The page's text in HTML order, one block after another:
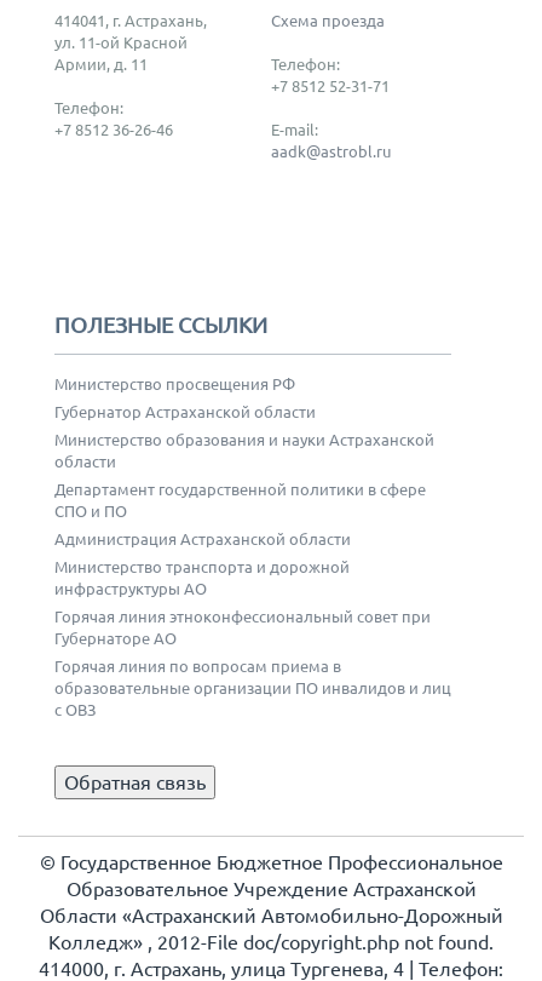
414041, г. Астрахань,
ул. 11-ой Красной
Армии, д. 11
Телефон:
+7 8512 36-26-46
Схема проезда
Телефон:
+7 8512 52-31-71
E-mail:
aadk@astrobl.ru
ПОЛЕЗНЫЕ ССЫЛКИ
Министерство просвещения РФ
Губернатор Астраханской области
Министерство образования и науки Астраханской
области
Департамент государственной политики в сфере
СПО и ПО
Администрация Астраханской области
Министерство транспорта и дорожной
инфраструктуры АО
Горячая линия этноконфессиональный совет при
Губернаторе АО
Горячая линия по вопросам приема в
образовательные организации ПО инвалидов и лиц
с ОВЗ
Обратная связь
© Государственное Бюджетное Профессиональное
Образовательное Учреждение Астраханской
Области «Астраханский Автомобильно-Дорожный
Колледж» , 2012-File doc/copyright.php not found.
414000, г. Астрахань, улица Тургенева, 4 | Телефон: